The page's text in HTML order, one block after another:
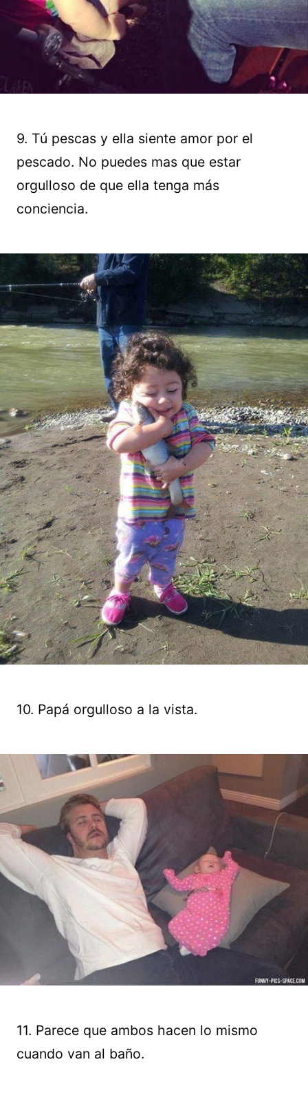
9. Tú pescas y ella siente amor por el
pescado. No puedes mas que estar
orgulloso de que ella tenga más
conciencia.
10. Papá orgulloso a la vista.
11. Parece que ambos hacen lo mismo
cuando van al baño.